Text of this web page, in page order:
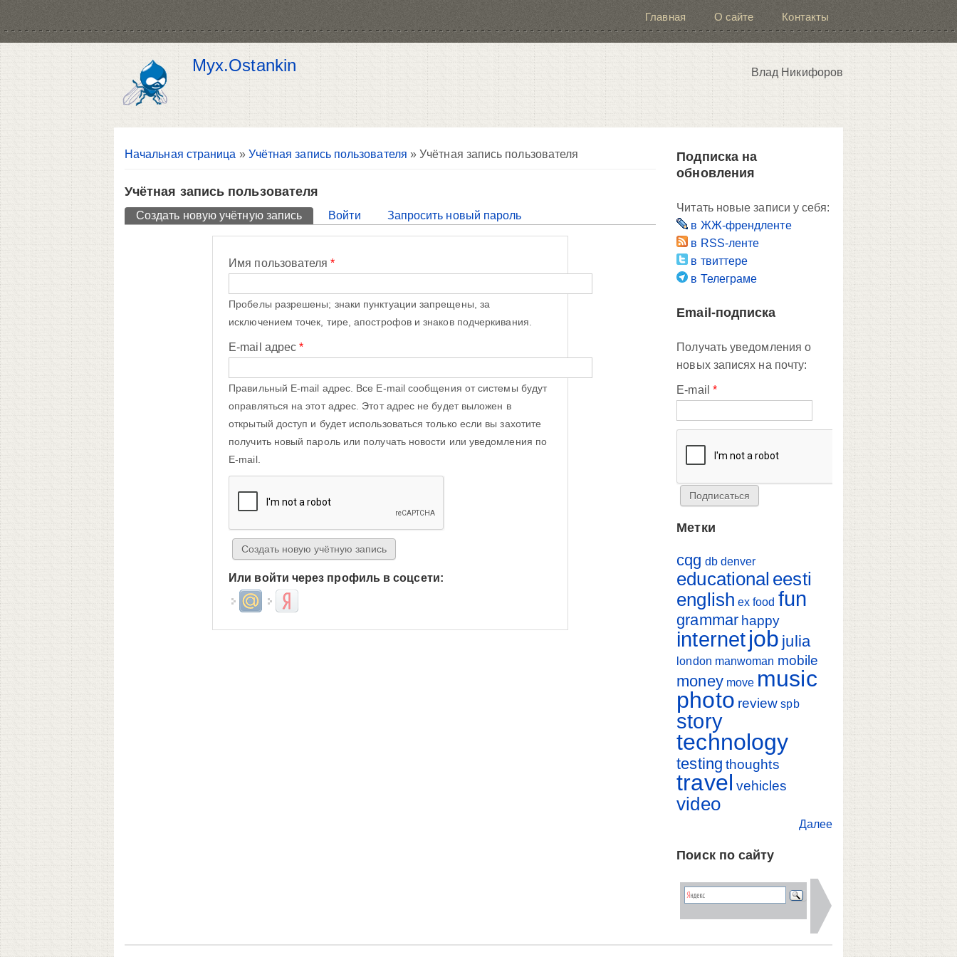
Главная О сайте Контакты
Myx.Ostankin Влад Никифоров
Вы здесь
Начальная страница » Учётная запись пользователя » Учётная запись пользователя
Учётная запись пользователя
Главные вкладки
Создать новую учётную запись (активная вкладка)
Войти Запросить новый пароль
Имя пользователя*
Пробелы разрешены; знаки пунктуации запрещены, за
исключением точек, тире, апострофов и знаков подчеркивания.
E-mail адрес*
Правильный E-mail адрес. Все E-mail сообщения от системы будут
оправляться на этот адрес. Этот адрес не будет выложен в
открытый доступ и будет использоваться только если вы захотите
получить новый пароль или получать новости или уведомления по
E-mail.
Или войти через профиль в соцсети:
Login with Mail.ruLogin with Яндекс
Подписка на
обновления
Читать новые записи у себя:
в ЖЖ-френдленте
в RSS-ленте
в твиттере
в Телеграме
Email-подписка
Получать уведомления о
новых записях на почту:
E-mail *
Метки
cqg db denver
educational eesti
english ex food fun
grammar happy
internetjob julia
london manwoman mobile
money move music
photo review spb
story
technology
testing thoughts
travel vehicles
video
Далее
Поиск по сайту